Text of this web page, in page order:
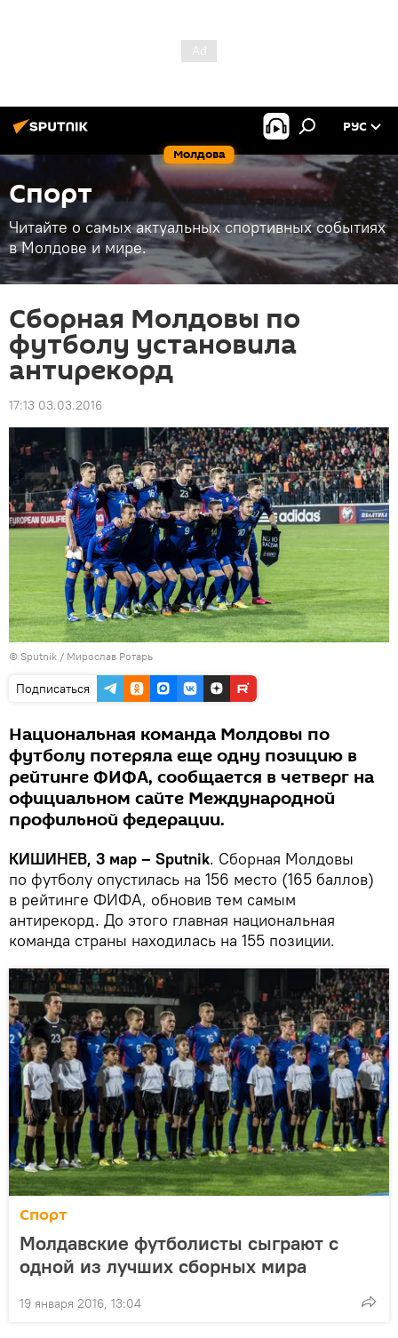
Молдова
РУС
Спорт
Читайте о самых актуальных спортивных событиях
в Молдове и мире.
Сборная Молдовы по
футболу установила
антирекорд
17:13 03.03.2016
© Sputnik / Мирослав Ротарь
Подписаться
Национальная команда Молдовы по
футболу потеряла еще одну позицию в
рейтинге ФИФА, сообщается в четверг на
официальном сайте Международной
профильной федерации.
КИШИНЕВ, 3 мар – Sputnik. Сборная Молдовы
по футболу опустилась на 156 место (165 баллов)
в рейтинге ФИФА, обновив тем самым
антирекорд. До этого главная национальная
команда страны находилась на 155 позиции.
Спорт
Молдавские футболисты сыграют с
одной из лучших сборных мира
19 января 2016, 13:04